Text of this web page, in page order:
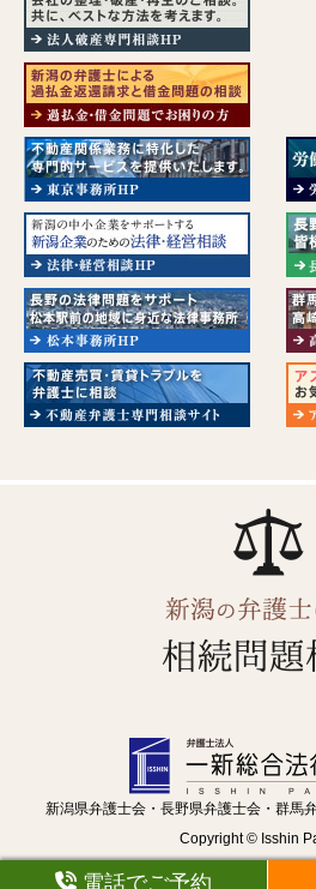
新潟県弁護士会・長野県弁護士会・群馬
Copyright © Isshin
電話でご予約